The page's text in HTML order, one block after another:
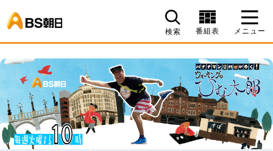
検索 番組表 メニュー